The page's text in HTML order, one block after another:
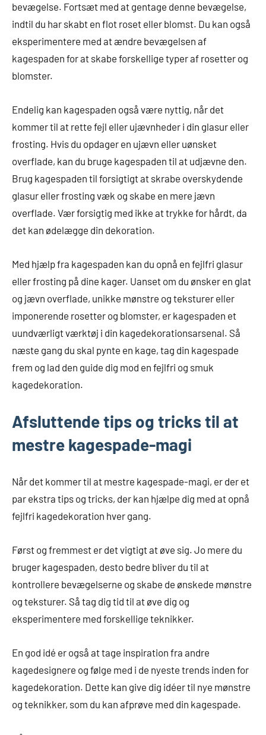
bevægelse. Fortsæt med at gentage denne bevægelse,
indtil du har skabt en flot roset eller blomst. Du kan også
eksperimentere med at ændre bevægelsen af
kagespaden for at skabe forskellige typer af rosetter og
blomster.
Endelig kan kagespaden også være nyttig, når det
kommer til at rette fejl eller ujævnheder i din glasur eller
frosting. Hvis du opdager en ujævn eller uønsket
overflade, kan du bruge kagespaden til at udjævne den.
Brug kagespaden til forsigtigt at skrabe overskydende
glasur eller frosting væk og skabe en mere jævn
overflade. Vær forsigtig med ikke at trykke for hårdt, da
det kan ødelægge din dekoration.
Med hjælp fra kagespaden kan du opnå en fejlfri glasur
eller frosting på dine kager. Uanset om du ønsker en glat
og jævn overflade, unikke mønstre og teksturer eller
imponerende rosetter og blomster, er kagespaden et
uundværligt værktøj i din kagedekorationsarsenal. Så
næste gang du skal pynte en kage, tag din kagespade
frem og lad den guide dig mod en fejlfri og smuk
kagedekoration.
Afsluttende tips og tricks til at
mestre kagespade-magi
Når det kommer til at mestre kagespade-magi, er der et
par ekstra tips og tricks, der kan hjælpe dig med at opnå
fejlfri kagedekoration hver gang.
Først og fremmest er det vigtigt at øve sig. Jo mere du
bruger kagespaden, desto bedre bliver du til at
kontrollere bevægelserne og skabe de ønskede mønstre
og teksturer. Så tag dig tid til at øve dig og
eksperimentere med forskellige teknikker.
En god idé er også at tage inspiration fra andre
kagedesignere og følge med i de nyeste trends inden for
kagedekoration. Dette kan give dig idéer til nye mønstre
og teknikker, som du kan afprøve med din kagespade.